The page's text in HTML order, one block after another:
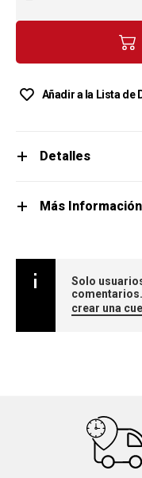
Añadir a la Lista de
Detalles
Más Información
Solo
crear una